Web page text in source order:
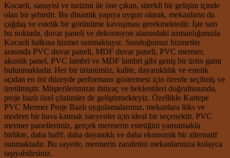
Kocaeli, sanayisi ve turizmi ile öne çıkan, sürekli bir gelişim içinde
olan bir şehirdir. Bu dinamik yapıya uygun olarak, mekanların da
çağdaş ve estetik bir görünüme kavuşması gerekmektedir. İşte tam
bu noktada, duvar paneli ve dekorasyon alanındaki uzmanlığımızla
Kocaeli halkına hizmet sunmaktayız. Sunduğumuz hizmetler
arasında PVC duvar paneli, MDF duvar paneli, PVC mermer,
akustik panel, PVC lambri ve MDF lambri gibi geniş bir ürün gamı
bulunmaktadır. Her bir ürünümüz, kalite, dayanıklılık ve estetik
açıdan en üst düzeyde performans göstermesi için özenle seçilmiş ve
üretilmiştir. Müşterilerimizin ihtiyaç ve beklentileri doğrultusunda,
proje bazlı özel çözümler de geliştirmekteyiz. Özellikle Kartepe
PVC Mermer Proje Bazlı uygulamalarımız, mekanlara lüks ve
modern bir hava katmak isteyenler için ideal bir seçenektir. PVC
mermer panellerimiz, gerçek mermerin estetiğini yansıtmakla
birlikte, daha hafif, daha dayanıklı ve daha ekonomik bir alternatif
sunmaktadır. Bu sayede, mermerin zarafetini mekanlarınıza kolayca
taşıyabilirsiniz.